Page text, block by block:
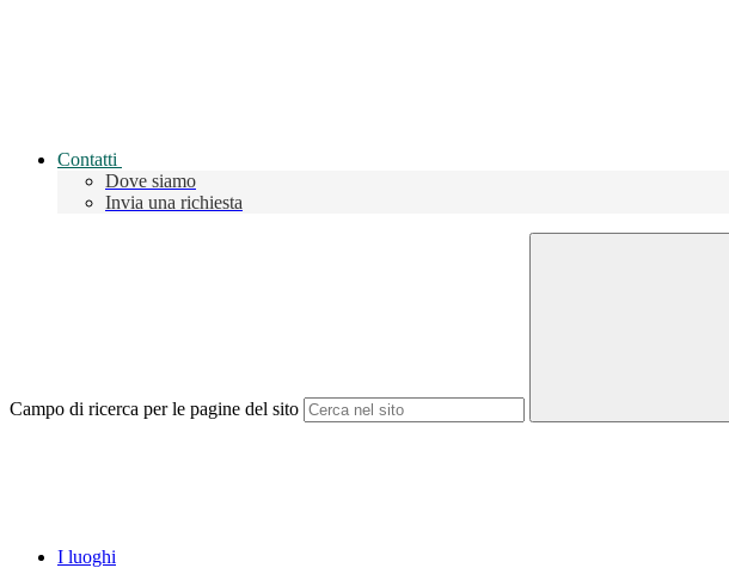
Contatti
Dove siamo
Invia una richiesta
Campo di ricerca per le pagine del sito
I luoghi